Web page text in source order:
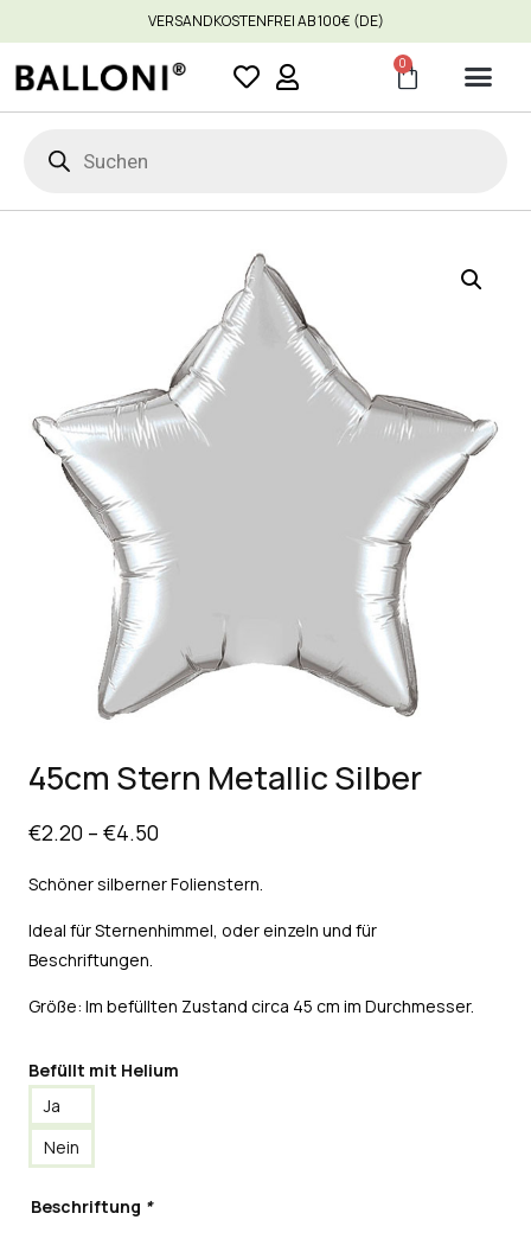
VERSANDKOSTENFREI AB 100€ (DE)
0
45cm Stern Metallic Silber
€2.20 – €4.50
Schöner silberner Folienstern.
Ideal für Sternenhimmel, oder einzeln und für
Beschriftungen.
Größe: Im befüllten Zustand circa 45 cm im Durchmesser.
Befüllt mit Helium
Ja
Nein
Beschriftung *